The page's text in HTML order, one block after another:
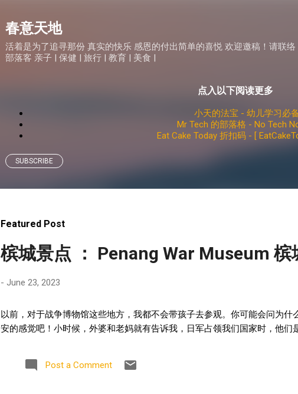
春意天地
活着是为了追寻那份 真实的快乐 感恩的付出简单的喜悦 欢迎邀稿！请联
部落客 亲子 | 保健 | 旅行 | 教育 | 美食 |
点入以下阅读更多
小天的法宝 - 幼儿学习必
Mr Tech 的部落格 - No Tech
Eat Cake Today 折扣码 - [
SUBSCRIBE
Featured Post
槟城景点 ： Penang War Museum
- June 23, 2023
以前，对于战争博物馆这些地方，我都不会带孩子去参观。你可能会问为
安的感觉吧！小时候，外婆和老妈就有告诉我，日军占领我们国家时，他们
Post a Comment